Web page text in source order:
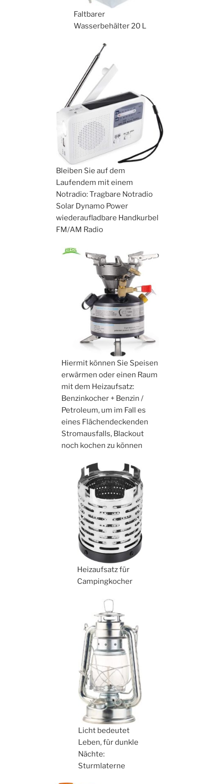
Faltbarer
Wasserbehälter 20 L
Bleiben Sie auf dem
Laufendem mit einem
Notradio: Tragbare Notradio
Solar Dynamo Power
wiederaufladbare Handkurbel
FM/AM Radio
Hiermit können Sie Speisen
erwärmen oder einen Raum
mit dem Heizaufsatz:
Benzinkocher + Benzin /
Petroleum, um im Fall es
eines Flächendeckenden
Stromausfalls, Blackout
noch kochen zu können
Heizaufsatz für
Campingkocher
Licht bedeutet
Leben, für dunkle
Nächte:
Sturmlaterne